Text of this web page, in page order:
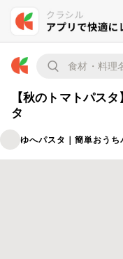
【秋のトマトパス
タ
ゆへパスタ｜簡単おうち